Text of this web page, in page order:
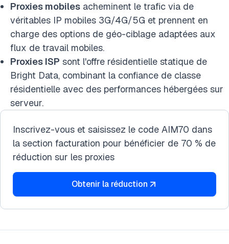
Proxies mobiles acheminent le trafic via de
véritables IP mobiles 3G/4G/5G et prennent en
charge des options de géo-ciblage adaptées aux
flux de travail mobiles.
Proxies ISP sont l'offre résidentielle statique de
Bright Data, combinant la confiance de classe
résidentielle avec des performances hébergées sur
serveur.
Inscrivez-vous et saisissez le code AIM70 dans
la section facturation pour bénéficier de 70 % de
réduction sur les proxies
Obtenir la réduction